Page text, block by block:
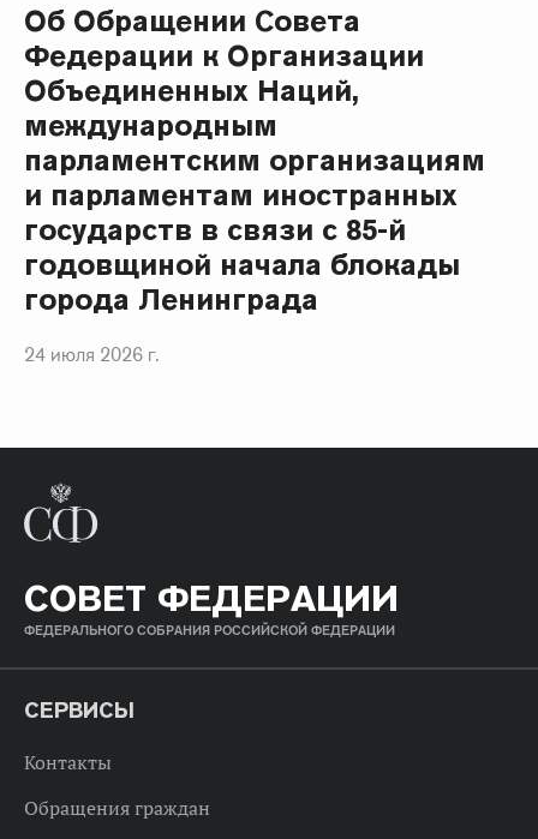
Об Обращении Совета
Федерации к Организации
Объединенных Наций,
международным
парламентским организациям
и парламентам иностранных
государств в связи с 85-й
годовщиной начала блокады
города Ленинграда
24 июля 2026 г.
СОВЕТ ФЕДЕРАЦИИ
ФЕДЕРАЛЬНОГО СОБРАНИЯ РОССИЙСКОЙ ФЕДЕРАЦИИ
СЕРВИСЫ
Контакты
Обращения граждан